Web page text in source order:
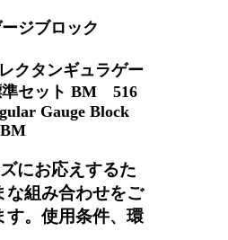
ジブロック
クタンギュラゲー
準セット BM 516
Gauge Block
にお応えするた
な組み合わせをご
す。使用条件、環